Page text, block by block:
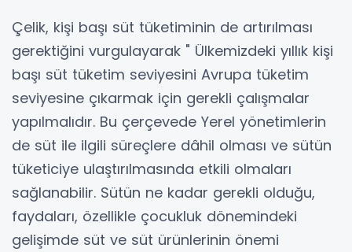
Çelik, kişi başı süt tüketiminin de artırılması
gerektiğini vurgulayarak " Ülkemizdeki yıllık kişi
başı süt tüketim seviyesini Avrupa tüketim
seviyesine çıkarmak için gerekli çalışmalar
yapılmalıdır. Bu çerçevede Yerel yönetimlerin
de süt ile ilgili süreçlere dâhil olması ve sütün
tüketiciye ulaştırılmasında etkili olmaları
sağlanabilir. Sütün ne kadar gerekli olduğu,
faydaları, özellikle çocukluk dönemindeki
gelişimde süt ve süt ürünlerinin önemi